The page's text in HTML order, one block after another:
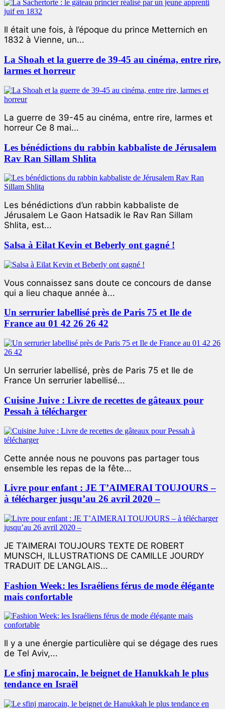
Il était une fois, à l’époque du prince Metternich en
1832 à Vienne, un...
La Shoah et la guerre de 39-45 au cinéma, entre rire,
larmes et horreur
La guerre de 39-45 au cinéma, entre rire, larmes et
horreur Ce 8 mai...
Les bénédictions du rabbin kabbaliste de Jérusalem
Rav Ran Sillam Shlita
Les bénédictions d’un rabbin kabbaliste de
Jérusalem Le Gaon Hatsadik le Rav Ran Sillam
Shlita, est...
Salsa à Eilat Kevin et Beberly ont gagné !
Vous connaissez sans doute ce concours de danse
qui a lieu chaque année à...
Un serrurier labellisé près de Paris 75 et Ile de
France au 01 42 26 26 42
Un serrurier labellisé, près de Paris 75 et Ile de
France Un serrurier labellisé...
Cuisine Juive : Livre de recettes de gâteaux pour
Pessah à télécharger
Cette année nous ne pouvons pas partager tous
ensemble les repas de la fête...
Livre pour enfant : JE T’AIMERAI TOUJOURS –
à télécharger jusqu’au 26 avril 2020 –
JE T’AIMERAI TOUJOURS TEXTE DE ROBERT
MUNSCH, ILLUSTRATIONS DE CAMILLE JOURDY
TRADUIT DE L’ANGLAIS...
Fashion Week: les Israéliens férus de mode élégante
mais confortable
Il y a une énergie particulière qui se dégage des rues
de Tel Aviv,...
Le sfinj marocain, le beignet de Hanukkah le plus
tendance en Israël